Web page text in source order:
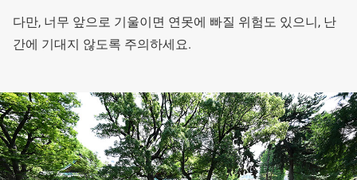
다만, 너무 앞으로 기울이면 연못에 빠질 위험도 있으니, 난
간에 기대지 않도록 주의하세요.